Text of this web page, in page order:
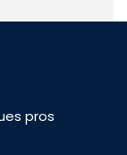
pros